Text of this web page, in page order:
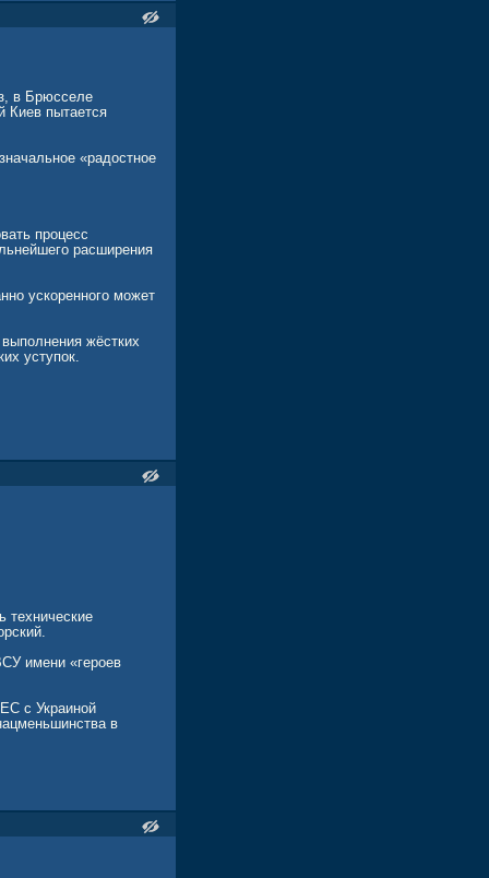
в августе 2025 года,
где к власти
слепая поддержка
в Брюсселе
Киев пытается
«радостное
процесс
расширения
ускоренного может
жёстких
уступок.
Румыния и
евроинтеграцию
меньшинства.
рынков и
европейского
«Мы понимаем,
намерены
интересами ради
технические
имени «героев
с Украиной
в